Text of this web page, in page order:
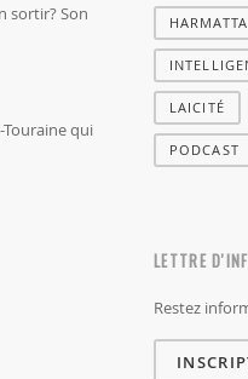
sortir? Son
qui
LAICITÉ
PODCAST
LETTRE
Restez